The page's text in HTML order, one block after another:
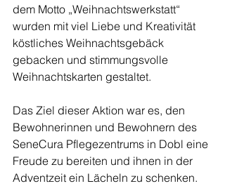
dem Motto „Weihnachtswerkstatt“
wurden mit viel Liebe und Kreativität
köstliches Weihnachtsgebäck
gebacken und stimmungsvolle
Weihnachtskarten gestaltet.
Das Ziel dieser Aktion war es, den
Bewohnerinnen und Bewohnern des
SeneCura Pflegezentrums in Dobl eine
Freude zu bereiten und ihnen in der
Adventzeit ein Lächeln zu schenken.